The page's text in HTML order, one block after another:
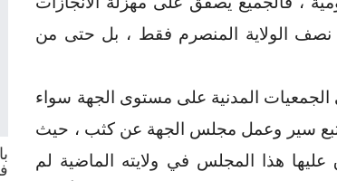
نصف الولاية المنصرم فقط ، بل حتى من
المدنية على مستوى الجهة سواء
سير وعمل مجلس الجهة عن كثب ، حيث
هذا المجلس في ولايته الماضية لم